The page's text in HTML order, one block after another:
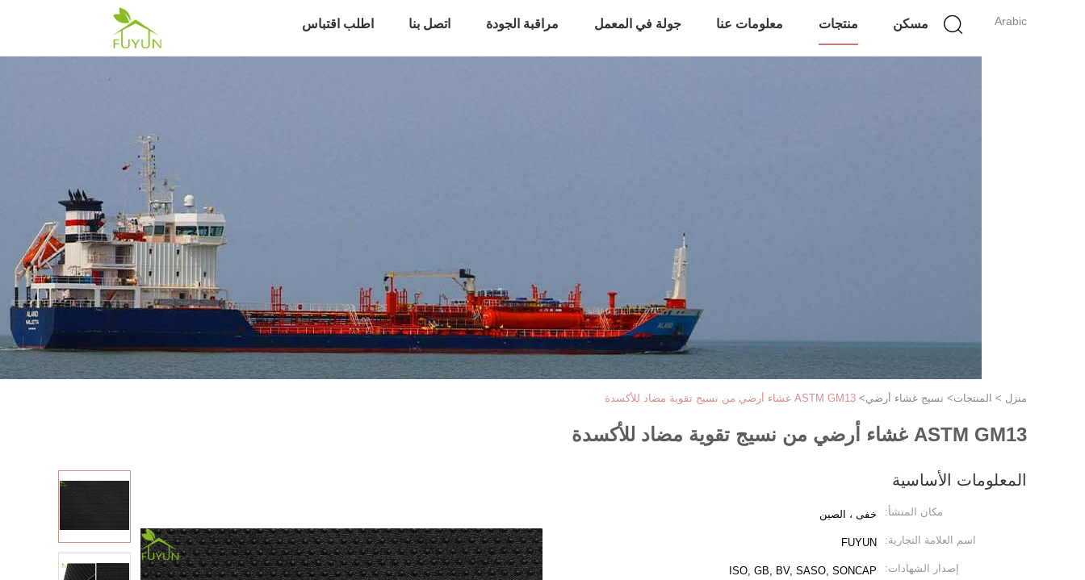
Arabic مسكن منتجات معلومات عنا جولة في المعمل مراقبة الجودة اتصل بنا اطلب اقتباس
منزل > المنتجات> نسيج غشاء أرضي> ASTM GM13 غشاء أرضي من نسيج تقوية مضاد للأكسدة
ASTM GM13 غشاء أرضي من نسيج تقوية مضاد للأكسدة
المعلومات الأساسية
مكان المنشأ: خفى ، الصين
اسم العلامة التجارية: FUYUN
إصدار الشهادات: ISO, GB, BV, SASO, SONCAP